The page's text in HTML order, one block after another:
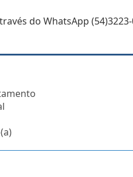
do WhatsApp